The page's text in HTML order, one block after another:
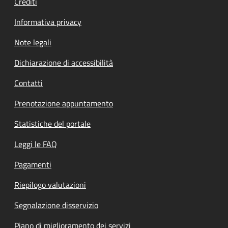
Informativa privacy
Note legali
Dichiarazione di accessibilità
Contatti
Prenotazione appuntamento
Statistiche del portale
Leggi le FAQ
Pagamenti
Riepilogo valutazioni
Segnalazione disservizio
Piano di miglioramento dei servizi